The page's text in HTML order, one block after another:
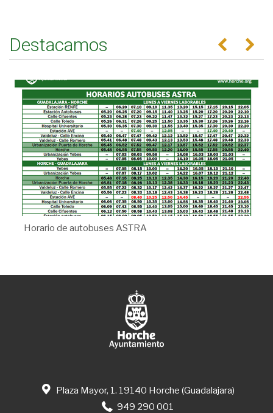
Destacamos Anterior
Horario de autobuses ASTRA
Plaza Mayor, 1. 19140 Horche (Guadalajara)
949 290 001